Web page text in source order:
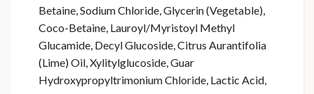
Betaine, Sodium Chloride, Glycerin (Vegetable),
Coco-Betaine, Lauroyl/Myristoyl Methyl
Glucamide, Decyl Glucoside, Citrus Aurantifolia
(Lime) Oil, Xylitylglucoside, Guar
Hydroxypropyltrimonium Chloride, Lactic Acid,